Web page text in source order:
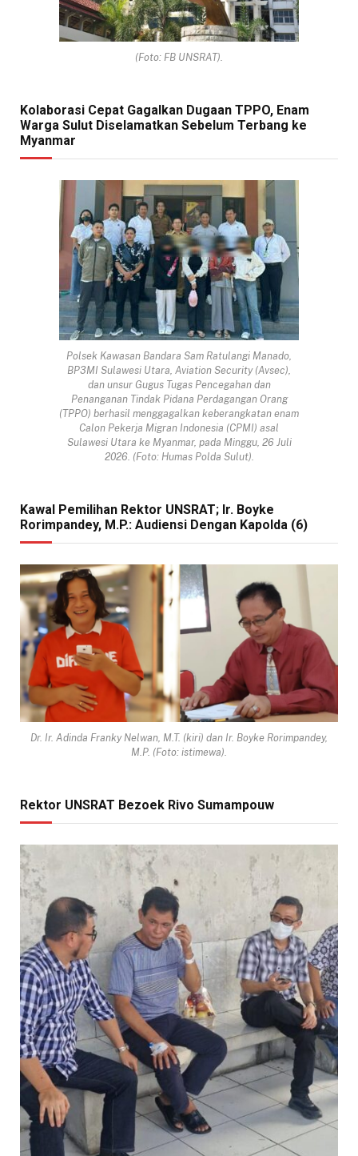
(Foto: FB UNSRAT).
Kolaborasi Cepat Gagalkan Dugaan TPPO, Enam
Warga Sulut Diselamatkan Sebelum Terbang ke
Myanmar
Polsek Kawasan Bandara Sam Ratulangi Manado,
BP3MI Sulawesi Utara, Aviation Security (Avsec),
dan unsur Gugus Tugas Pencegahan dan
Penanganan Tindak Pidana Perdagangan Orang
(TPPO) berhasil menggagalkan keberangkatan enam
Calon Pekerja Migran Indonesia (CPMI) asal
Sulawesi Utara ke Myanmar, pada Minggu, 26 Juli
2026. (Foto: Humas Polda Sulut).
Kawal Pemilihan Rektor UNSRAT; Ir. Boyke
Rorimpandey, M.P.: Audiensi Dengan Kapolda (6)
Dr. Ir. Adinda Franky Nelwan, M.T. (kiri) dan Ir. Boyke Rorimpandey,
M.P. (Foto: istimewa).
Rektor UNSRAT Bezoek Rivo Sumampouw